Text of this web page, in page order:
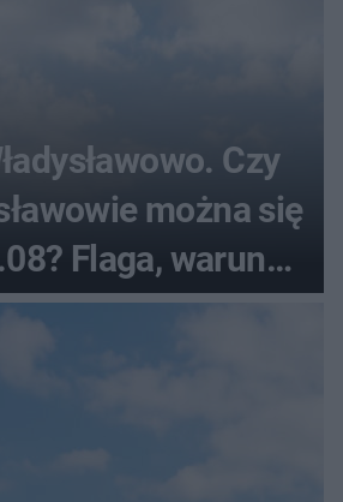
Czy
można się
Flaga, warunki